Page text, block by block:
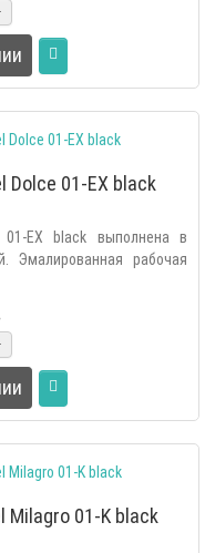
Dolce 01-EX black
01-EX black выполнена в
Эмалированная рабочая
Milagro 01-K black